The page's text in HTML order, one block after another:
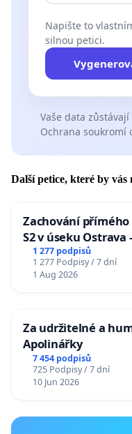
Napište to
silnou petici.
Vaše data zůstávají
Ochrana soukromí
Další petice, které by
Zachování
S2 v úseku Ostrava
u Jablunkova
1 277 podpisů
1 277 Podpisy / 7 dní
1 Aug 2026
Za udržitelné a
Apolinářky
7 454 podpisů
725 Podpisy / 7 dní
10 Jun 2026